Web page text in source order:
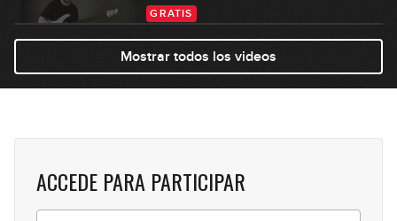
08:22
GRATIS
#135: Riff Rock Blues en A
Mostrar todos los videos
ACCEDE PARA PARTICIPAR